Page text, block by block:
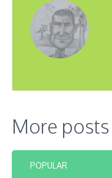
More posts
POPULAR